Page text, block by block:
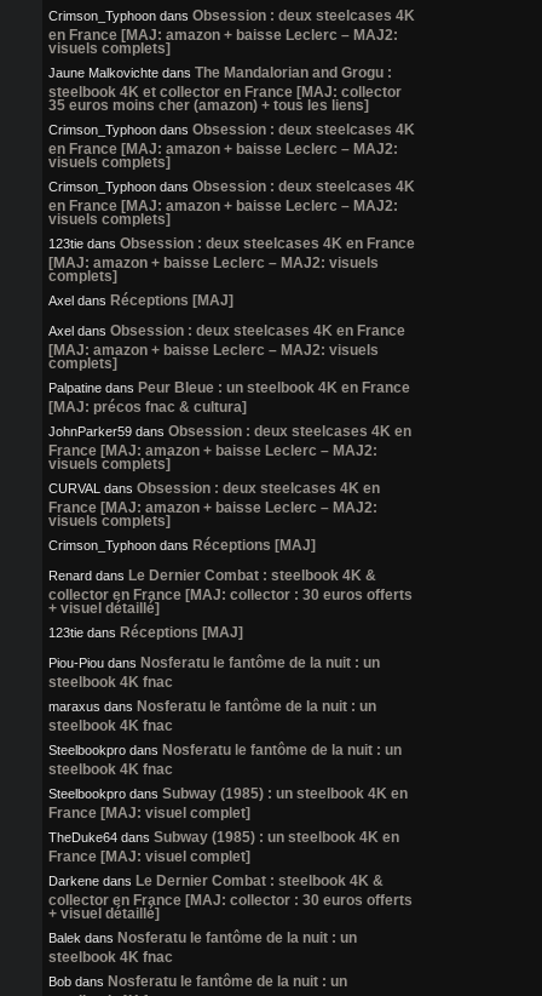
Crimson_Typhoon dans Obsession : deux steelcases 4K
en France [MAJ: amazon + baisse Leclerc – MAJ2:
visuels complets]
Jaune Malkovichte dans The Mandalorian and Grogu :
steelbook 4K et collector en France [MAJ: collector
35 euros moins cher (amazon) + tous les liens]
Crimson_Typhoon dans Obsession : deux steelcases 4K
en France [MAJ: amazon + baisse Leclerc – MAJ2:
visuels complets]
Crimson_Typhoon dans Obsession : deux steelcases 4K
en France [MAJ: amazon + baisse Leclerc – MAJ2:
visuels complets]
123tie dans Obsession : deux steelcases 4K en France
[MAJ: amazon + baisse Leclerc – MAJ2: visuels
complets]
Axel dans Réceptions [MAJ]
Axel dans Obsession : deux steelcases 4K en France
[MAJ: amazon + baisse Leclerc – MAJ2: visuels
complets]
Palpatine dans Peur Bleue : un steelbook 4K en France
[MAJ: précos fnac & cultura]
JohnParker59 dans Obsession : deux steelcases 4K en
France [MAJ: amazon + baisse Leclerc – MAJ2:
visuels complets]
CURVAL dans Obsession : deux steelcases 4K en
France [MAJ: amazon + baisse Leclerc – MAJ2:
visuels complets]
Crimson_Typhoon dans Réceptions [MAJ]
Renard dans Le Dernier Combat : steelbook 4K &
collector en France [MAJ: collector : 30 euros offerts
+ visuel détaillé]
123tie dans Réceptions [MAJ]
Piou-Piou dans Nosferatu le fantôme de la nuit : un
steelbook 4K fnac
maraxus dans Nosferatu le fantôme de la nuit : un
steelbook 4K fnac
Steelbookpro dans Nosferatu le fantôme de la nuit : un
steelbook 4K fnac
Steelbookpro dans Subway (1985) : un steelbook 4K en
France [MAJ: visuel complet]
TheDuke64 dans Subway (1985) : un steelbook 4K en
France [MAJ: visuel complet]
Darkene dans Le Dernier Combat : steelbook 4K &
collector en France [MAJ: collector : 30 euros offerts
+ visuel détaillé]
Balek dans Nosferatu le fantôme de la nuit : un
steelbook 4K fnac
Bob dans Nosferatu le fantôme de la nuit : un